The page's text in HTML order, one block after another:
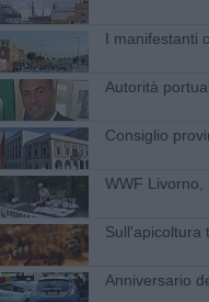
I manifestanti
Autorità
Consiglio
WWF Livorno,
Sull'apicoltura
Anniversario